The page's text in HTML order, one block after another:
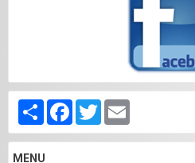
PartagerFacebook
Twitter
MENU